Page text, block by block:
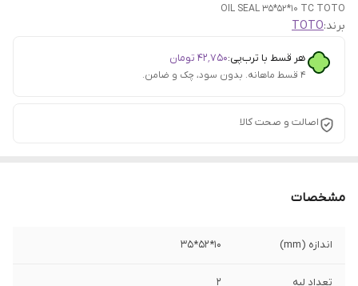
OIL SEAL 35*52*10 TC TOTO
برند:TOTO
هر قسط با ترب‌پی:۴۲٬۷۵۰ تومان
۴ قسط ماهانه. بدون سود، چک و ضامن.
اصالت و صحت کالا
مشخصات
اندازه (mm) 10*52*35
تعداد لبه 2